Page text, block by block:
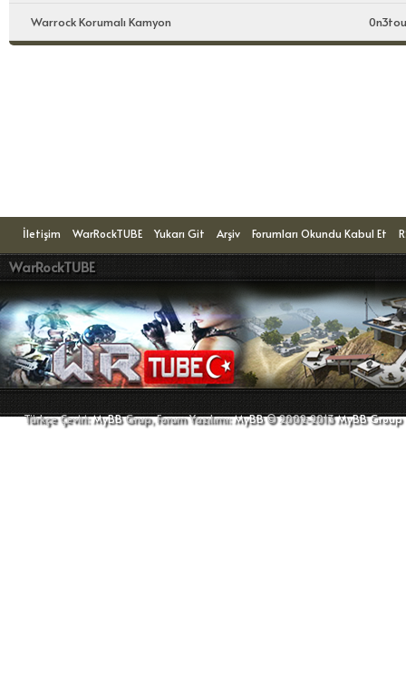
Warrock Korumalı Kamyon
İletişim WarRockTUBE Yukarı Git Arşiv Forumları Okundu Kabul Et
WarRockTUBE
Türkçe Çeviri:MyBBGrup, Forum Yazılımı:MyBB© 2002-2013MyBB Group